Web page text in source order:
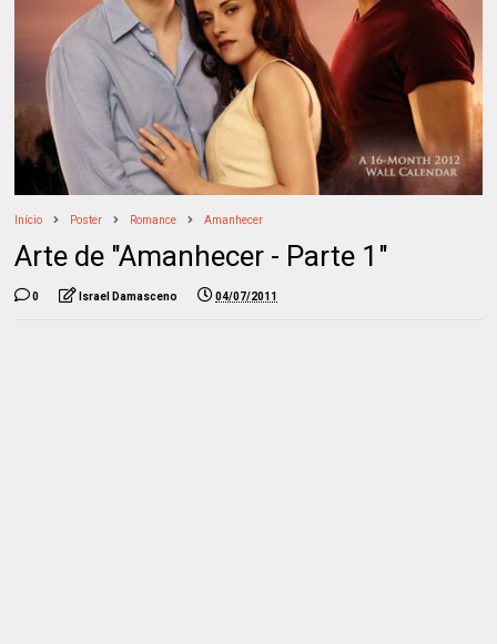
Início Poster Romance Amanhecer
Arte de "Amanhecer - Parte 1"
0 Israel Damasceno 04/07/2011